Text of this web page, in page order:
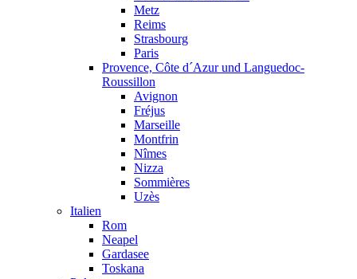
Metz
Reims
Strasbourg
Paris
Provence, Côte d´Azur und Languedoc-
Roussillon
Avignon
Fréjus
Marseille
Montfrin
Nîmes
Nizza
Sommières
Uzès
Italien
Rom
Neapel
Gardasee
Toskana